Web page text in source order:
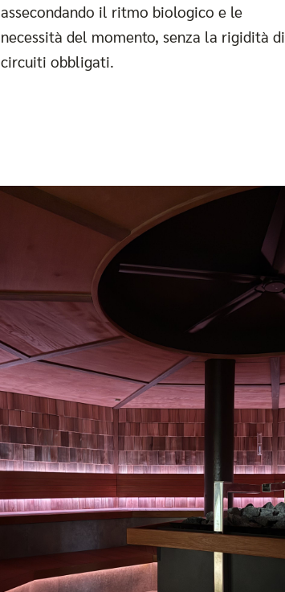
assecondando il ritmo biologico e le
necessità del momento, senza la rigidità di
circuiti obbligati.